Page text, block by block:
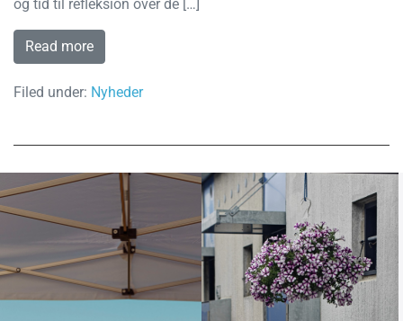
og tid til refleksion over de […]
Read more
Filed under: Nyheder